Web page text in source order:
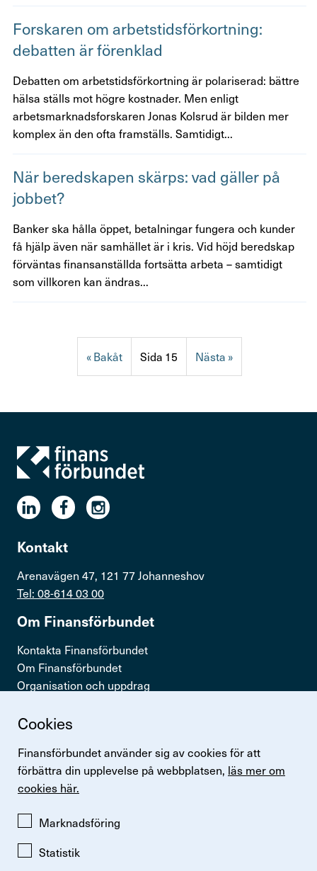
Cookies
Finansförbundet använder sig av cookies för att
förbättra din upplevelse på webbplatsen, läs mer om
cookies här.
Marknadsföring
Statistik
Fors­karen om arbets­tids­för­kort­ning:
debatten är förenklad
Debatten om arbetstidsförkortning är polariserad: bättre
hälsa ställs mot högre kostnader. Men enligt
arbetsmarknadsforskaren Jonas Kolsrud är bilden mer
komplex än den ofta framställs. Samtidigt...
När bered­skapen skärps: vad gäller på
jobbet?
Banker ska hålla öppet, betalningar fungera och kunder
få hjälp även när samhället är i kris. Vid höjd beredskap
förväntas finansanställda fortsätta arbeta – samtidigt
som villkoren kan ändras...
« 15 »
Kontakt
Arenavägen 47, 121 77 Johanneshov
Tel: 08-614 03 00
Om Finans­för­bundet
Kontakta Finansförbundet
Om Finansförbundet
Organisation och uppdrag
Snabb­länkar
Logga in
Lönestatistik
Finansförbundets kollektivavtal
Perspektiv